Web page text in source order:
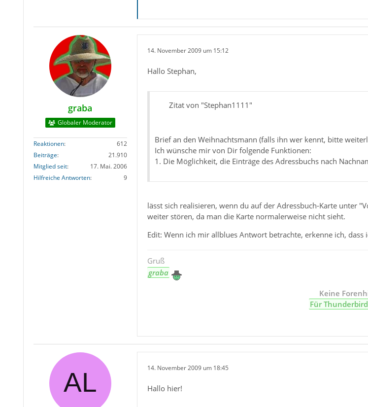
graba
Globaler Moderator
Reaktionen
612
Beiträge
21.910
Mitglied seit
17. Mai. 2006
Hilfreiche Antworten
9
14. November 2009 um 15:12
Hallo Stephan,
Zitat von "Stephan1111"
Brief an den Weihnachtsmann (falls ihn wer kennt, bitte
Ich wünsche mir von Dir folgende Funktionen:
1. Die Möglichkeit, die Einträge des Adressbuchs nach
lässt sich realisieren, wenn du auf der Adressbuch-Karte unter
weiter stören, da man die Karte normalerweise nicht sieht.
Edit: Wenn ich mir allblues Antwort betrachte, erkenne ich,
Gruß
graba
Keine
Für
14. November 2009 um 18:45
Hallo hier!